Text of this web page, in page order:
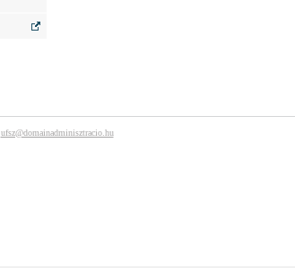
ufsz@domainadminisztracio.hu